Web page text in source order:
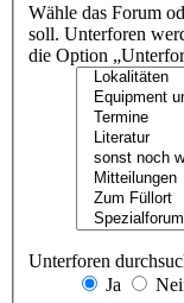
Wähle das Forum
soll. Unterforen
die Option
Unterforen
Ja